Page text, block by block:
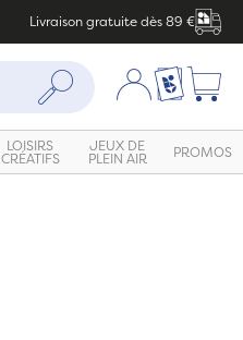
Livraison gratuite dès 89 €
Rechercher Mon compte
Ma liste
LOISIRS
CRÉATIFS
JEUX DE
PLEIN AIR PROMOS